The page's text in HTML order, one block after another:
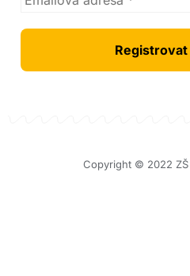
Copyright © 2022 ZŠ